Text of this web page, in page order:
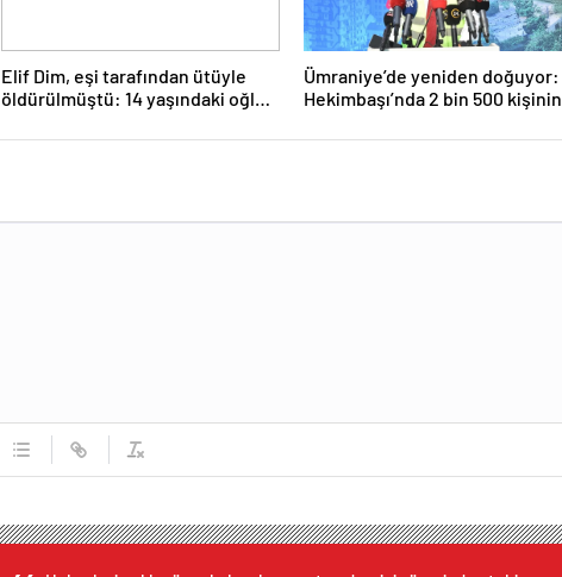
Elif Dim, eşi tarafından ütüyle
öldürülmüştü: 14 yaşındaki oğlu
Ümraniye’de yeniden doğuyor:
Hekimbaşı’nda 2 bin 500 kişinin